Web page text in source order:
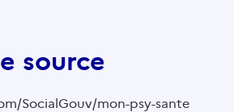
source
SocialGouv/mon-psy-sante